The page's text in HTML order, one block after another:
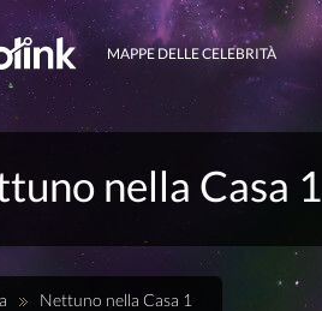
MAPPE DELLE CELEBRITÀ
nella Casa 1
Nettuno nella Casa 1